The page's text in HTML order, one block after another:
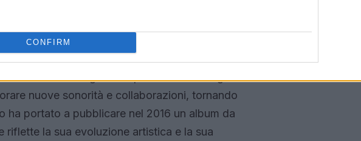
CONFIRM
ricco e variegato. Dopo aver lasciato gli
nuove sonorità e collaborazioni, tornando
ha portato a pubblicare nel 2016 un album da
riflette la sua evoluzione artistica e la sua